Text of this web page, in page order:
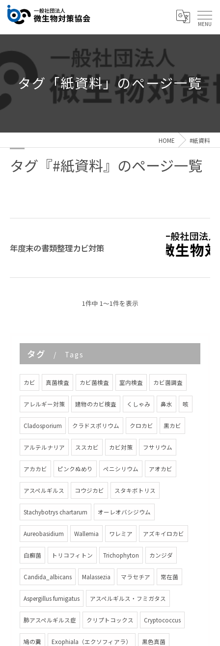
タグ「紙資料」のページ一覧
HOME #紙資料
タグ『#紙資料』のページ一覧
年度末の書類整理カビ対策
1件中 1～1件を表示
タグ Tags
カビ 真菌検査 カビ菌検査 室内検査 カビ菌調査
アレルギー対策 建物のカビ検査 くしゃみ 鼻水 咳
Cladosporium クラドスポリウム クロカビ 黒カビ
アルテルナリア ススカビ カビ対策 フサリウム
アカカビ ピンクぬめり ペニシリウム アオカビ
アスペルギルス コウジカビ スタキボトリス
Stachybotrys chartarum オーレオバシジウム
Aureobasidium Wallemia ワレミア アズキイロカビ
白癬菌 トリコフィトン Trichophyton カンジダ
Candida_albicans Malassezia マラセチア 常在菌
Aspergillus fumigatus アスペルギルス・フミガタス
肺アスペルギルス症 クリプトコックス Cryptococcus
鳩の糞 Exophiala（エクソフィアラ） 黒色真菌